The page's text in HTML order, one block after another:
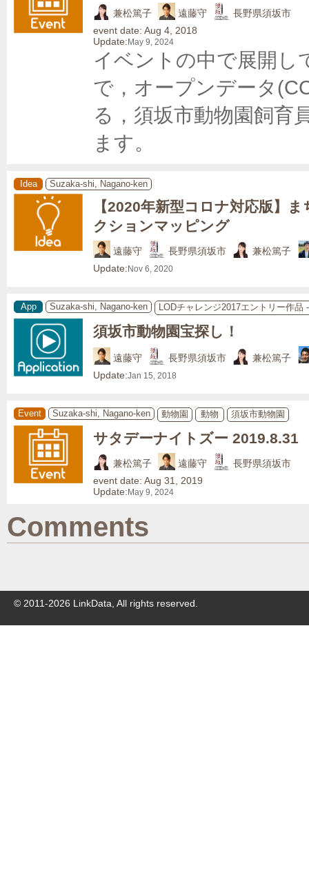
兼松篤子 遠藤守
長野県須坂市
event date: Aug 4, 2018
Update: May 9, 2024
イベントの中で展開し
で，オープンデータ
る，須坂市動物園飼育
ます。
Idea Suzaka-shi, Nagano-ken
【2020年新型コロナ対応版】
クションマッピング
遠藤守 長野県須坂市
兼松篤子
Update: Nov 6, 2020
App Suzaka-shi, Nagano-ken LODチャレンジ2017エントリー作品
須坂市動物園宝探し！
遠藤守 長野県須坂市
兼松篤子
Update:Jan 15, 2018
Event Suzaka-shi, Nagano-ken 動物園 動物 須坂市動物園
サタデーナイトズー 2019.8.31
兼松篤子 遠藤守
長野県須坂市
event date: Aug 31, 2019
Update: May 9, 2024
Comments
© 2011-2026 LinkData, All rights reserved.